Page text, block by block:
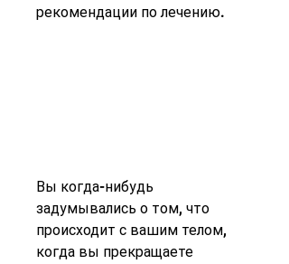
рекомендации по лечению.
Вы когда-нибудь
задумывались о том, что
происходит с вашим телом,
когда вы прекращаете